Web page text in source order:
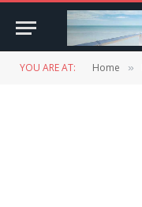
YOU ARE AT: Home »